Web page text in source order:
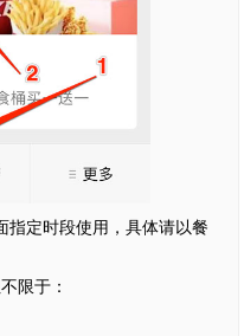
指定时段使用，具体请以餐
限于：